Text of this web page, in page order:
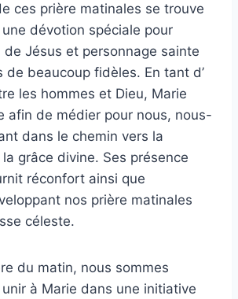
ces prière matinales se trouve
dévotion spéciale pour
de Jésus et personnage sainte
de beaucoup fidèles. En tant d’
les hommes et Dieu, Marie
afin de médier pour nous, nous-
dans le chemin vers la
grâce divine. Ses présence
réconfort ainsi que
nos prière matinales
céleste.
du matin, nous sommes
à Marie dans une initiative